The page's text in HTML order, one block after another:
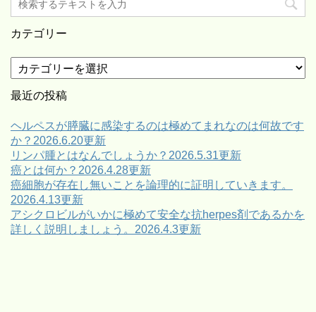
カテゴリー
テ
ゴ
ー
最近の投稿
ヘルペスが膵臓に感染するのは極めてまれなのは何故です
か？2026.6.20更新
リンパ腫とはなんでしょうか？2026.5.31更新
癌とは何か？2026.4.28更新
癌細胞が存在し無いことを論理的に証明していきます。
2026.4.13更新
アシクロビルがいかに極めて安全な抗herpes剤であるかを
詳しく説明しましょう。2026.4.3更新